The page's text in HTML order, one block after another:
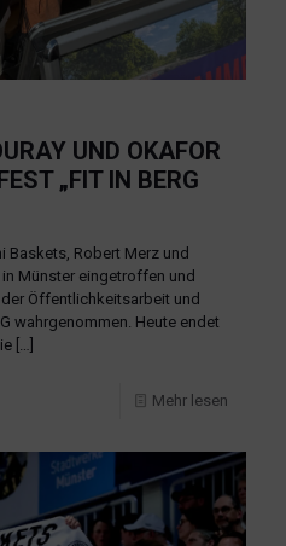
UND OKAFOR
„FIT IN BERG
Baskets, Robert Merz und
Münster eingetroffen und
Öffentlichkeitsarbeit und
wahrgenommen. Heute endet
[…]
Mehr lesen